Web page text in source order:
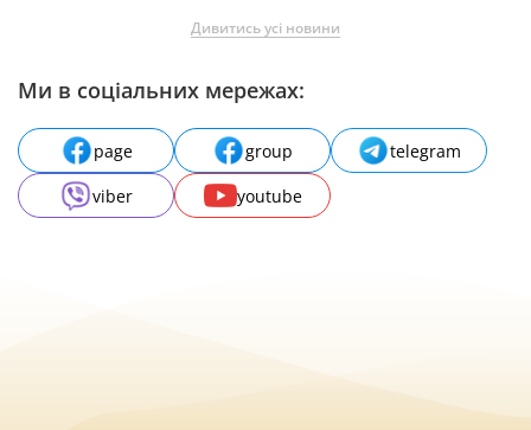
Дивитись усі новини
Ми в соціальних мережах:
page group
telegram
viber
youtube